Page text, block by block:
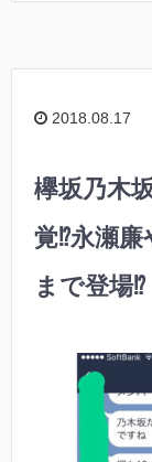
2018.08.17
欅坂乃木
覚⁉︎永瀬廉
まで登場⁉︎